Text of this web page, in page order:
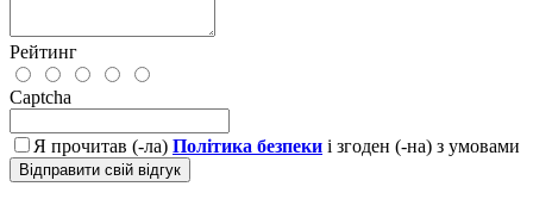
Рейтинг
Captcha
Я прочитав (-ла) Політика безпеки і згоден (-на) з умовами
Відправити свій відгук